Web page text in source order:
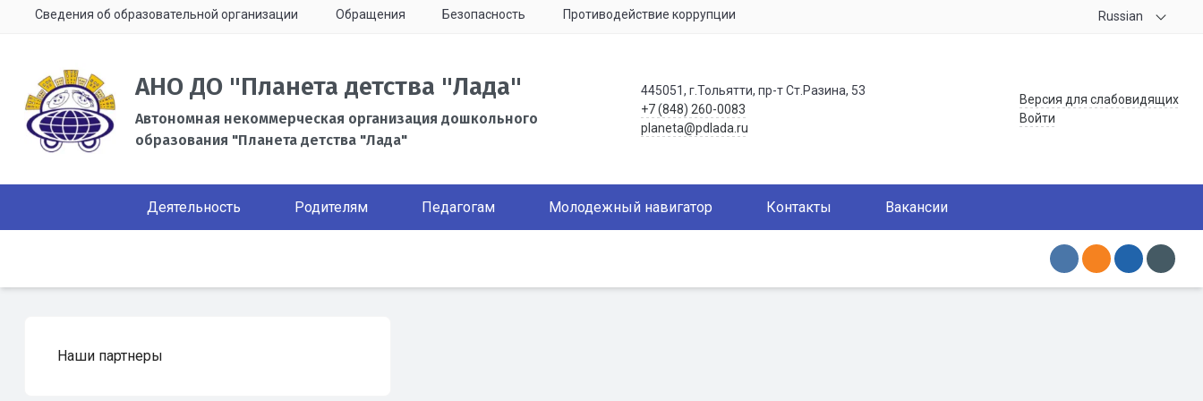
Сведения об образовательной организации Обращения Безопасность Противодействие коррупции Russian
АНО ДО "Планета детства "Лада"
Автономная некоммерческая организация дошкольного
образования "Планета детства "Лада"
445051, г.Тольятти, пр-т Ст.Разина, 53
+7 (848) 260-0083
planeta@pdlada.ru
Версия для слабовидящих
Войти
Деятельность Родителям Педагогам Молодежный навигатор Контакты Вакансии
Наши партнеры